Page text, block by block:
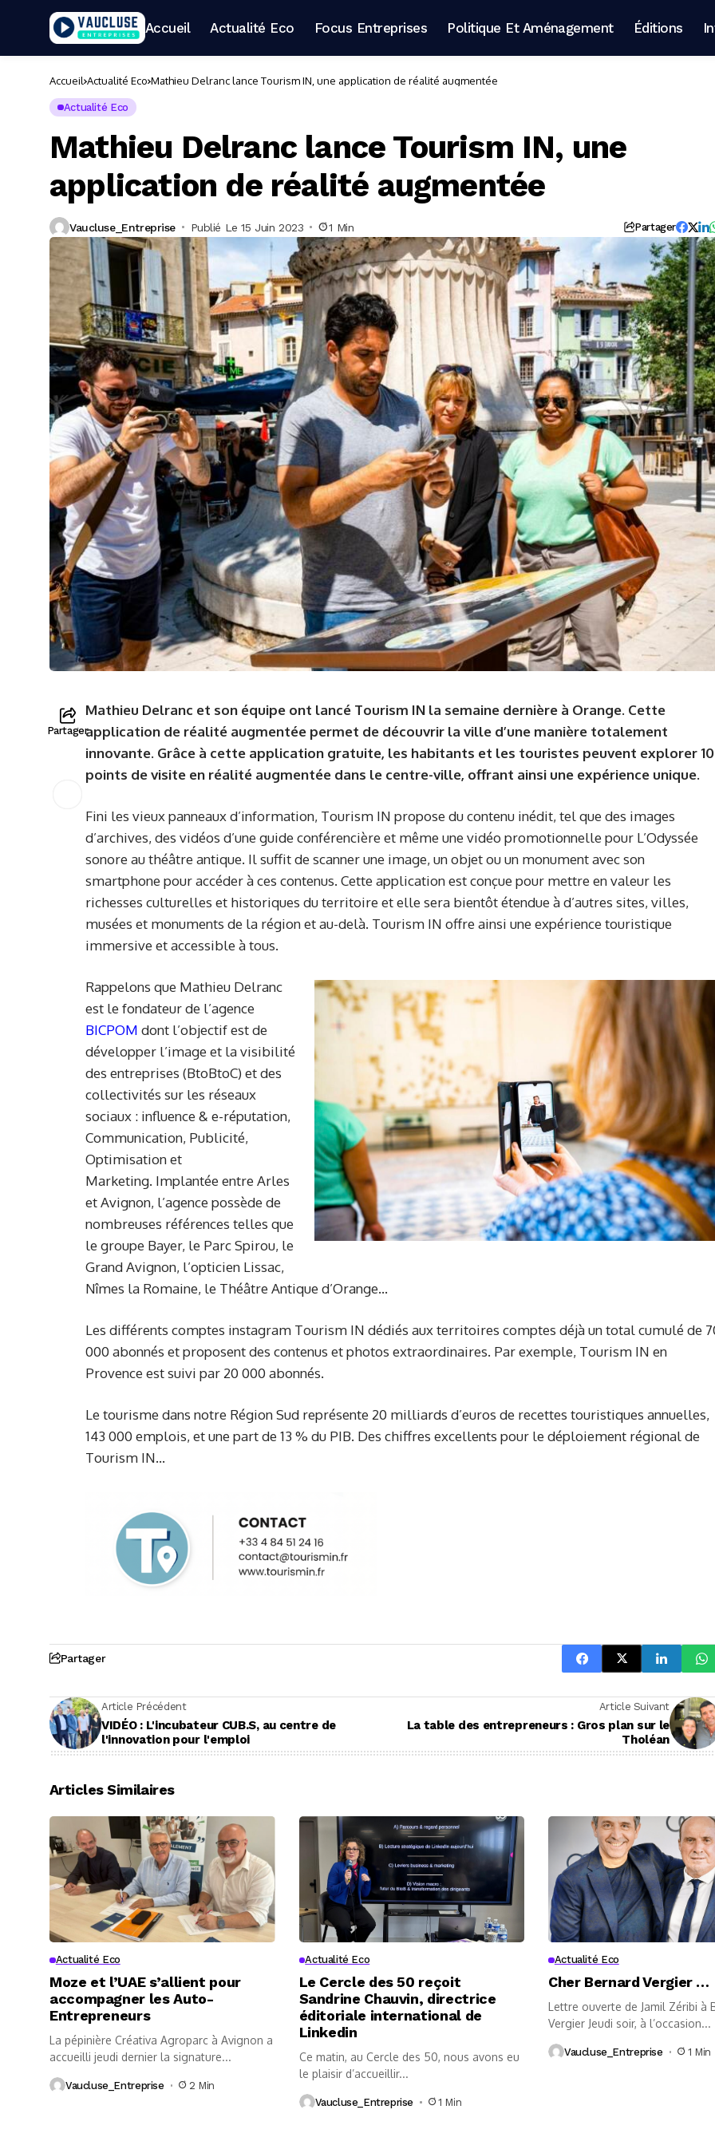
Accueil Actualité Eco Focus Entreprises Politique Et Aménagement Éditions
Accueil Actualité Eco Mathieu Delranc lance Tourism IN, une application de réalité augmentée
Actualité Eco
Mathieu Delranc lance Tourism IN, une
application de réalité augmentée
Vaucluse_Entreprise Publié Le 15 Juin 2023 1 Min Partager
Partager
Mathieu Delranc et son équipe ont lancé Tourism IN la semaine dernière à Orange. Cette
application de réalité augmentée permet de découvrir la ville d’une manière totalement
innovante. Grâce à cette application gratuite, les habitants et les touristes peuvent explorer 10
points de visite en réalité augmentée dans le centre-ville, offrant ainsi une expérience unique.
Fini les vieux panneaux d’information, Tourism IN propose du contenu inédit, tel que des images
d’archives, des vidéos d’une guide conférencière et même une vidéo promotionnelle pour L’Odyssée
sonore au théâtre antique. Il suffit de scanner une image, un objet ou un monument avec son
smartphone pour accéder à ces contenus. Cette application est conçue pour mettre en valeur les
richesses culturelles et historiques du territoire et elle sera bientôt étendue à d’autres sites, villes,
musées et monuments de la région et au-delà. Tourism IN offre ainsi une expérience touristique
immersive et accessible à tous.
Rappelons que Mathieu Delranc
est le fondateur de l’agence
BICPOM dont l’objectif est de
développer l’image et la visibilité
des entreprises (BtoBtoC) et des
collectivités sur les réseaux
sociaux : influence & e-réputation,
Communication, Publicité,
Optimisation et
Marketing. Implantée entre Arles
et Avignon, l’agence possède de
nombreuses références telles que
le groupe Bayer, le Parc Spirou, le
Grand Avignon, l’opticien Lissac,
Nîmes la Romaine, le Théâtre Antique d’Orange…
Les différents comptes instagram Tourism IN dédiés aux territoires comptes déjà un total cumulé de
000 abonnés et proposent des contenus et photos extraordinaires. Par exemple, Tourism IN en
Provence est suivi par 20 000 abonnés.
Le tourisme dans notre Région Sud représente 20 milliards d’euros de recettes touristiques annuelles,
143 000 emplois, et une part de 13 % du PIB. Des chiffres excellents pour le déploiement régional de
Tourism IN…
Partager
Article Précédent
VIDÉO : L'incubateur CUB.S, au centre de
l'innovation pour l'emploi
Article Suivant
La table des entrepreneurs : Gros plan sur le
Tholéan
Articles Similaires
Actualité Eco
Moze et l’UAE s’allient pour
accompagner les Auto-
Entrepreneurs
La pépinière Créativa Agroparc à Avignon a
accueilli jeudi dernier la signature...
Vaucluse_Entreprise 2 Min
Actualité Eco
Le Cercle des 50 reçoit
Sandrine Chauvin, directrice
éditoriale international de
Linkedin
Ce matin, au Cercle des 50, nous avons eu
le plaisir d’accueillir...
Vaucluse_Entreprise 1 Min
Actualité Eco
Cher Bernard Vergier …
Lettre ouverte de Jamil Zéribi à
Vergier Jeudi soir, à l’occasion...
Vaucluse_Entreprise 1 Min